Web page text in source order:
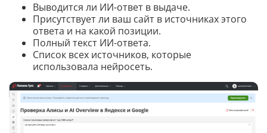
Выводится ли ИИ-ответ в выдаче.
Присутствует ли ваш сайт в источниках этого
ответа и на какой позиции.
Полный текст ИИ-ответа.
Список всех источников, которые
использовала нейросеть.